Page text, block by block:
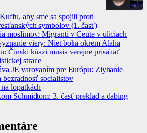
aby sme sa spojili proti
symbolov (1. časť)
moslimov: Migranti v Ceute v uliciach
viery: Niet boha okrem Alaha
Čínski kňazi musia verejne prisahať
strane
JE varovaním pre Európu: Zlyhanie
bezradnosť socialistov
lopatkách
Schmidtom: 3. časť preklad a dabing